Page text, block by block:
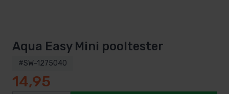
Aqua Easy Mini pooltester
#SW-1275040
14,95